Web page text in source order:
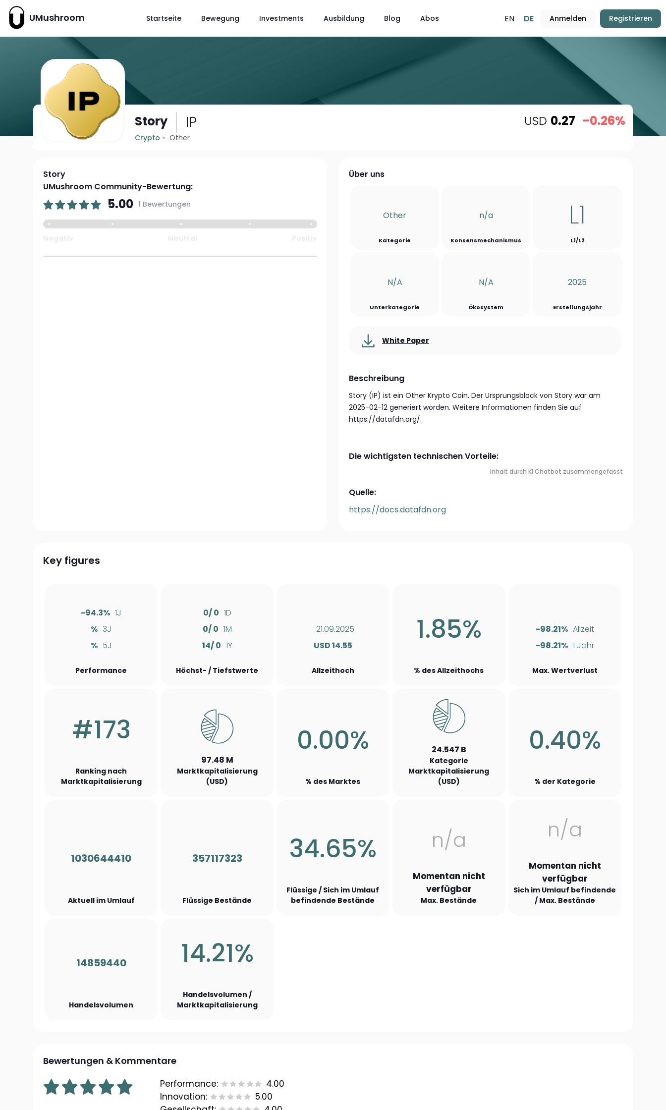
UMushroom Startseite Bewegung Investments Ausbildung Blog Abos EN DE Anmelden Registrieren
Story IP
Crypto Other
USD 0.27 -0.26%
Story
UMushroom Community-Bewertung:
5.00 1 Bewertungen
Über uns
Other
Kategorie
n/a
Konsensmechanismus
L1
L1/L2
N/a
Unterkategorie
N/a
Ökosystem
2025
Erstellungsjahr
White Paper
Beschreibung
Story (IP) ist ein Other Krypto Coin. Der Ursprungsblock von Story war am
2025-02-12 generiert worden. Weitere Informationen finden Sie auf
https://datafdn.org/.
Die wichtigsten technischen Vorteile:
Inhalt durch KI Chatbot zusammengefasst
Quelle:
https://docs.datafdn.org
Key figures
-94.3% 1J
% 3J
% 5J
Performance
0/ 0 1D
0/ 0 1M
14/ 0 1Y
Höchst- / Tiefstwerte
21.09.2025
USD 14.55
Allzeithoch
1.85%
% des Allzeithochs
-98.21% Allzeit
-98.21% 1 Jahr
Max. Wertverlust
#173
Ranking nach
Marktkapitalisierung
97.48 M
Marktkapitalisierung
(USD)
0.00%
% des Marktes
24.547 B
Kategorie
Marktkapitalisierung
(USD)
0.40%
% der Kategorie
1030644410
Aktuell im Umlauf
357117323
Flüssige Bestände
34.65%
Flüssige / Sich im Umlauf
befindende Bestände
n/a
Momentan nicht
verfügbar
Max. Bestände
n/a
Momentan nicht
verfügbar
Sich im Umlauf befindende
/ Max. Bestände
14859440
Handelsvolumen
14.21%
Handelsvolumen /
Marktkapitalisierung
Bewertungen & Kommentare
Performance:
4.00
Innovation:
5.00